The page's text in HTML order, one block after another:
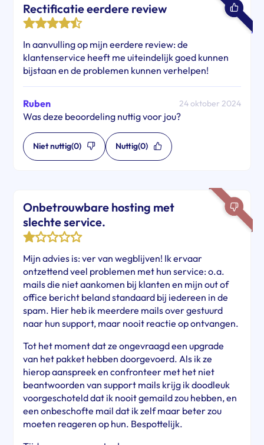
Rectificatie eerdere review
In aanvulling op mijn eerdere review: de
klantenservice heeft me uiteindelijk goed kunnen
bijstaan en de problemen kunnen verhelpen!
Ruben 24 oktober 2024
Was deze beoordeling nuttig voor jou?
Niet nuttig(0) Nuttig(0)
Onbetrouwbare hosting met
slechte service.
Mijn advies is: ver van wegblijven! Ik ervaar
ontzettend veel problemen met hun service: o.a.
mails die niet aankomen bij klanten en mijn out of
office bericht beland standaard bij iedereen in de
spam. Hier heb ik meerdere mails over gestuurd
naar hun support, maar nooit reactie op ontvangen.
Tot het moment dat ze ongevraagd een upgrade
van het pakket hebben doorgevoerd. Als ik ze
hierop aanspreek en confronteer met het niet
beantwoorden van support mails krijg ik doodleuk
voorgeschoteld dat ik nooit gemaild zou hebben, en
een onbeschofte mail dat ik zelf maar beter zou
moeten reageren op hun. Bespottelijk.